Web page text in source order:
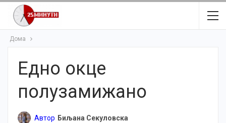
Дома
Едно окце
полузамижано
Автор Биљана Секуловска